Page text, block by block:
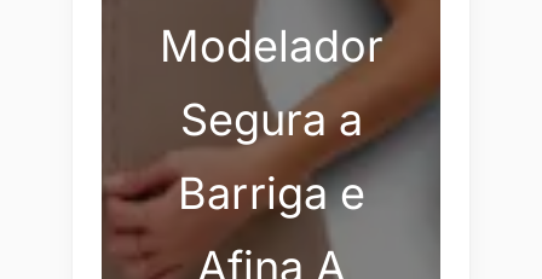
Modelador
Segura a
Barriga e
Afina A